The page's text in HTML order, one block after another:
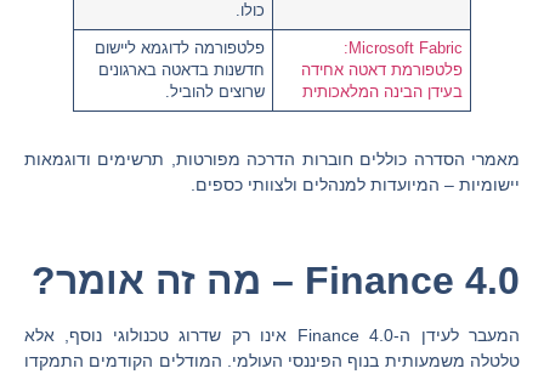
כולו.
Microsoft Fabric:
פלטפורמת דאטה אחידה
בעידן הבינה המלאכותית
פלטפורמה לדוגמא ליישום
חדשנות בדאטה בארגונים
שרוצים להוביל.
מאמרי הסדרה כוללים חוברות הדרכה מפורטות , תרשימים ודוגמאות
יישומיות – המיועדות למנהלים ולצוותי כספים.
Finance 4.0 – מה זה אומר?
המעבר לעידן ה-Finance 4.0 אינו רק שדרוג טכנולוגי נוסף, אלא
טלטלה משמעותית בנוף הפיננסי העולמי. המודלים הקודמים התמקדו